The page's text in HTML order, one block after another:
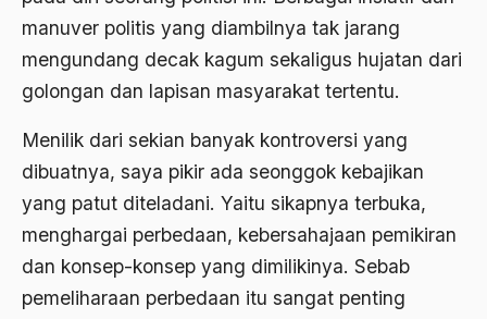
manuver politis yang diambilnya tak jarang
mengundang decak kagum sekaligus hujatan dari
golongan dan lapisan masyarakat tertentu.
Menilik dari sekian banyak kontroversi yang
dibuatnya, saya pikir ada seonggok kebajikan
yang patut diteladani. Yaitu sikapnya terbuka,
menghargai perbedaan, kebersahajaan pemikiran
dan konsep-konsep yang dimilikinya. Sebab
pemeliharaan perbedaan itu sangat penting
Agama Inovasi
Agama Islam
agama populer
Agama Terang
Agamawan
Agenda Nasional
Agraria
agraris